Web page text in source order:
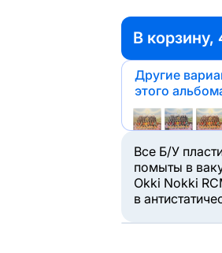
В корзину,
Другие
этого
Все Б/У
помыты в
Okki Nokki
в